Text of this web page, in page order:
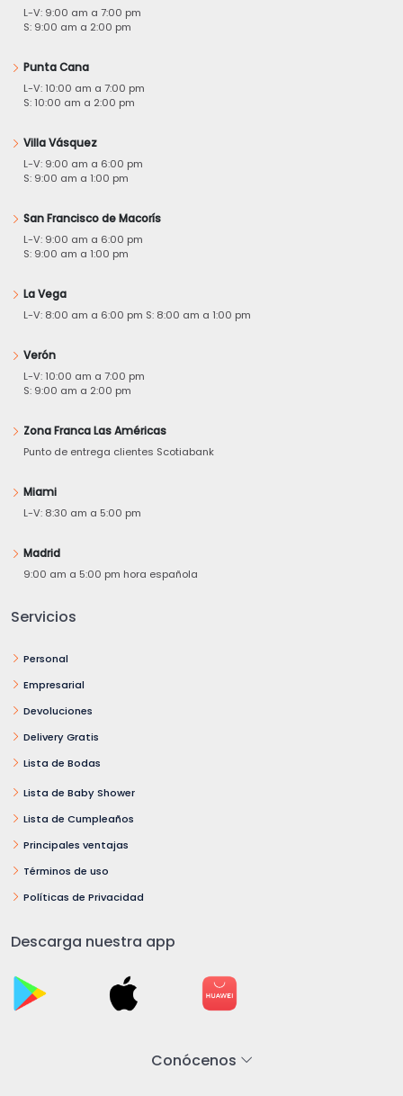
L-V: 9:00 am a 7:00 pm
S: 9:00 am a 2:00 pm
Punta Cana
L-V: 10:00 am a 7:00 pm
S: 10:00 am a 2:00 pm
Villa Vásquez
L-V: 9:00 am a 6:00 pm
S: 9:00 am a 1:00 pm
San Francisco de Macorís
L-V: 9:00 am a 6:00 pm
S: 9:00 am a 1:00 pm
La Vega
L-V: 8:00 am a 6:00 pm S: 8:00 am a 1:00 pm
Verón
L-V: 10:00 am a 7:00 pm
S: 9:00 am a 2:00 pm
Zona Franca Las Américas
Punto de entrega clientes Scotiabank
Miami
L-V: 8:30 am a 5:00 pm
Madrid
9:00 am a 5:00 pm hora española
Servicios
Personal
Empresarial
Devoluciones
Delivery Gratis
Lista de Bodas
Lista de Baby Shower
Lista de Cumpleaños
Principales ventajas
Términos de uso
Políticas de Privacidad
Descarga nuestra app
Conócenos